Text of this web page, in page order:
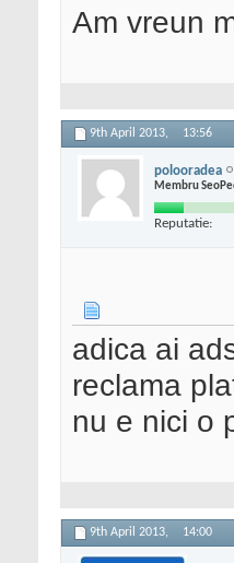
Am vreun
9th April 2013, 13:56
polooradea
Membru
Reputatie:
adica ai
reclama
nu e nici o
9th April 2013, 14:00